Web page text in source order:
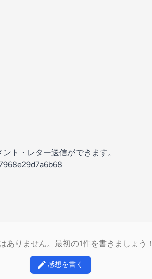
ト・レター送信ができます。
ありません。最初の1件を書きましょう！
感想を書く